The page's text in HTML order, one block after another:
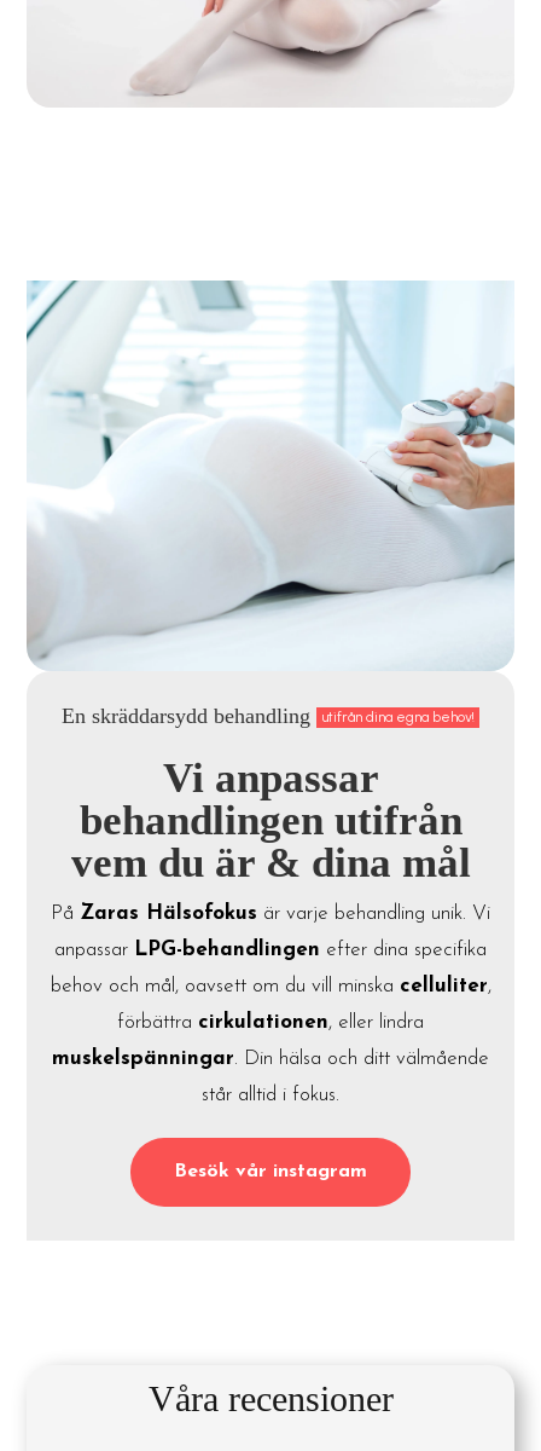
En skräddarsydd behandling utifrån dina egna behov!
Vi anpassar
behandlingen utifrån
vem du är & dina mål
På Zaras Hälsofokus är varje behandling unik. Vi
anpassar LPG-behandlingen efter dina specifika
behov och mål, oavsett om du vill minska celluliter,
förbättra cirkulationen, eller lindra
muskelspänningar. Din hälsa och ditt välmående
står alltid i fokus.
Besök vår instagram
Våra recensioner